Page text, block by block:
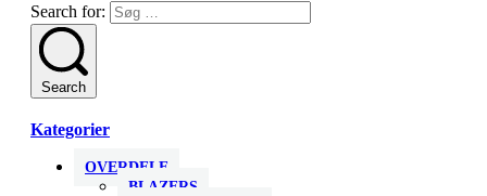
Search for:
Search
Kategorier
OVERDELE
BLAZERS